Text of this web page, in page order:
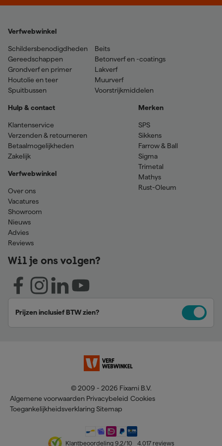
Verfwebwinkel
Schildersbenodigdheden
Gereedschappen
Grondverf en primer
Houtolie en teer
Spuitbussen
Beits
Betonverf en -coatings
Lakverf
Muurverf
Voorstrijkmiddelen
Hulp & contact
Klantenservice
Verzenden & retourneren
Betaalmogelijkheden
Zakelijk
Verfwebwinkel
Over ons
Vacatures
Showroom
Nieuws
Advies
Reviews
Merken
SPS
Sikkens
Farrow & Ball
Sigma
Trimetal
Mathys
Rust-Oleum
Wil je ons volgen?
Prijzen inclusief BTW zien?
© 2009 - 2026 Fixami B.V.
Algemene voorwaarden Privacybeleid Cookies
Toegankelijkheidsverklaring Sitemap
Klantbeoordeling 9,2/10 4.017 reviews